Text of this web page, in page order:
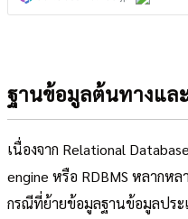
ฐานข้อมูลต้นทางแล
เนื่องจาก Relational
engine หรือ RDBMS หลากห
กรณีที่ย้ายข้อมูลฐานข้อมูลประ